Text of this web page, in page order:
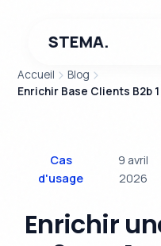
STEMA.
Accueil
Blog
Enrichir Base Clients B2b
Cas
d'usage
9 avril
2026
Enrichir